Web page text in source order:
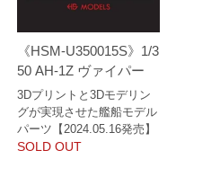
《HSM-U350015S》1/3
50 AH-1Z ヴァイパー
3Dプリントと3Dモデリン
グが実現させた艦船モデル
パーツ【2024.05.16発売】
SOLD OUT